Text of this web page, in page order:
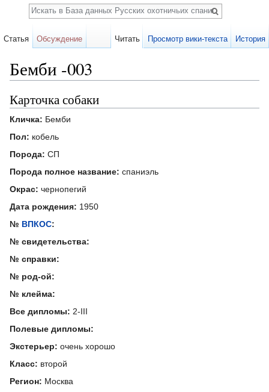
Бемби -003
Карточка собаки
Кличка: Бемби
Пол: кобель
Порода: СП
Порода полное название: спаниэль
Окрас: чернопегий
Дата рождения: 1950
№ ВПКОС:
№ свидетельства:
№ справки:
№ род-ой:
№ клейма:
Все дипломы: 2-III
Полевые дипломы:
Экстерьер: очень хорошо
Класс: второй
Регион: Москва
Статья Обсуждение Читать Просмотр вики-текста История
Поиск